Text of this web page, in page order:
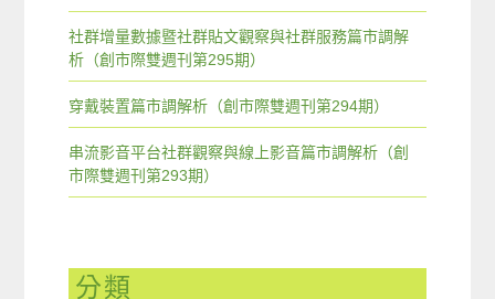
社群增量數據暨社群貼文觀察與社群服務篇市調解
析（創市際雙週刊第295期）
穿戴裝置篇市調解析（創市際雙週刊第294期）
串流影音平台社群觀察與線上影音篇市調解析（創
市際雙週刊第293期）
分類